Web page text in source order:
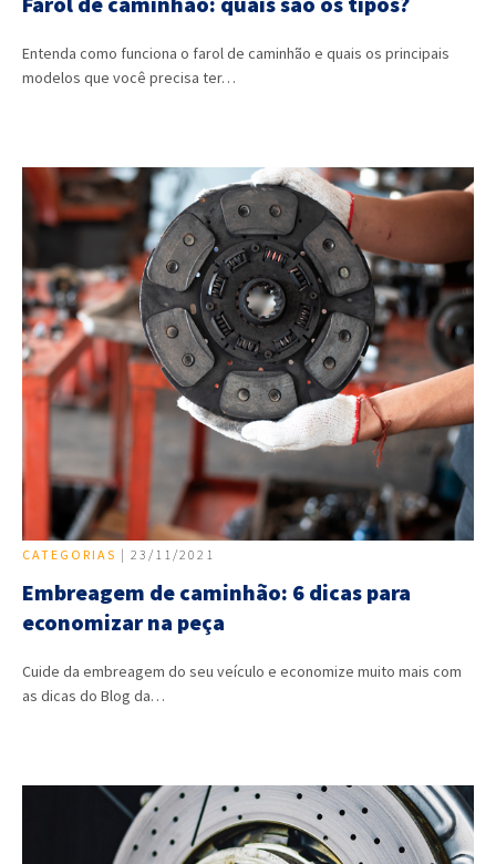
Entenda como funciona o farol de caminhão e quais os principais
modelos que você precisa ter…
CATEGORIAS | 23/11/2021
Embreagem de caminhão: 6 dicas para
economizar na peça
Cuide da embreagem do seu veículo e economize muito mais com
as dicas do Blog da…